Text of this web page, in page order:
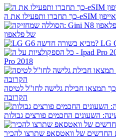
של פלאפון
Pro 2018
כך תמצאו חבילת גלישה לחו"ל לטיסה
הקרובה
השעונים החכמים פורצים גבולות
החדשים של וואטסאפ שתרצו להכיר